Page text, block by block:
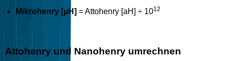
Mikrohenry [µH] = Attohenry [aH] ÷ 1012
Attohenry und Nanohenry umrechnen